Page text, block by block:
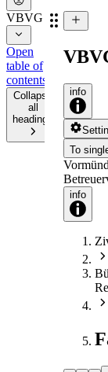
VBVG
Open
table of
contents
Collapse
all
headings
info
To
info